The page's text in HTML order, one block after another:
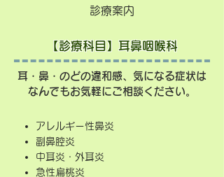
診療案内
【診療科目】耳鼻咽喉科
耳・鼻・のどの違和感、気になる症状は
なんでもお気軽にご相談ください。
アレルギー性鼻炎
副鼻腔炎
​中耳炎・外耳炎
急性扁桃炎